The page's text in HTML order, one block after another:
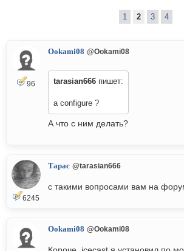
1 2 3 4
96
Ookami08 @Ookami08
tarasian666 пишет:
а configure ?
А что с ним делать?
6245
Тарас @tarasian666
с такими вопросами вам на
Ookami08 @Ookami08